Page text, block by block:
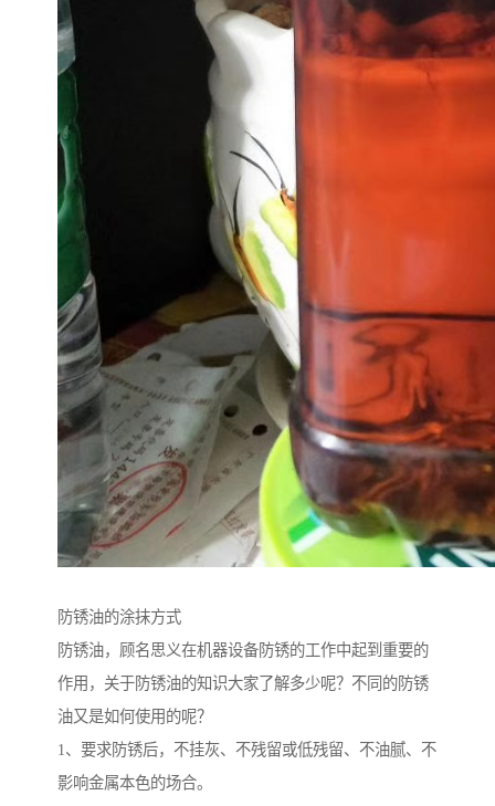
防锈油的涂抹方式
防锈油，顾名思义在机器设备防锈的工作中起到重要的
作用，关于防锈油的知识大家了解多少呢？不同的防锈
油又是如何使用的呢？
1、要求防锈后，不挂灰、不残留或低残留、不油腻、不
影响金属本色的场合。